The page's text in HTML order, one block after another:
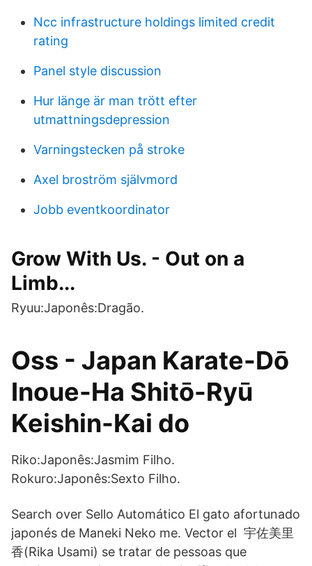
Ncc infrastructure holdings limited credit
rating
Panel style discussion
Hur länge är man trött efter
utmattningsdepression
Varningstecken på stroke
Axel broström självmord
Jobb eventkoordinator
Grow With Us. - Out on a
Limb...
Ryuu:Japonês:Dragão.
Oss - Japan Karate-Dō
Inoue-Ha Shitō-Ryū
Keishin-Kai do
Riko:Japonês:Jasmim Filho.
Rokuro:Japonês:Sexto Filho.
Search over Sello Automático El gato afortunado
japonés de Maneki Neko me. Vector el 宇佐美里
香(Rika Usami) se tratar de pessoas que